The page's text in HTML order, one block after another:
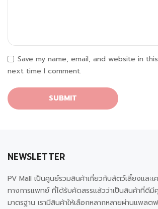
Save my name, email, and website in
next time I comment.
NEWSLETTER
PV Mall เป็นศูนย์รวมสินค้าเกี่ยวกับสัตว์เลี้ยงแล
ทางการแพทย์ ที่ได้รับคัดสรรแล้วว่าเป็นสินค้าที่ดี
มาตรฐาน เรามีสินค้าให้เลือกหลากหลายผ่านแพล